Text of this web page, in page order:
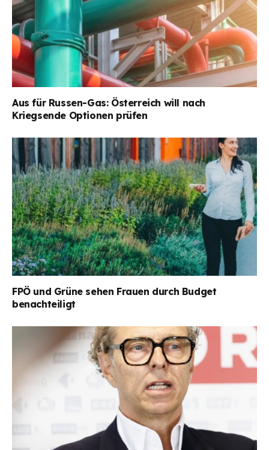
Aus für Russen-Gas: Österreich will nach
Kriegsende Optionen prüfen
FPÖ und Grüne sehen Frauen durch Budget
benachteiligt